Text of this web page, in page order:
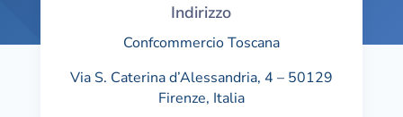
Indirizzo
Confcommercio Toscana
Via S. Caterina d’Alessandria, 4 – 50129
Firenze, Italia